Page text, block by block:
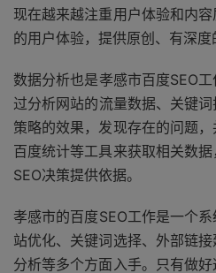
现在越来越注重用户体验和内
的用户体验，提供原创、有深度
数据分析也是孝感市百度SEO
过分析网站的流量数据、关键
策略的效果，发现存在的问题
百度统计等工具来获取相关数
SEO决策提供依据。
孝感市的百度SEO工作是一个
站优化、关键词选择、外部链
分析等多个方面入手。只有做